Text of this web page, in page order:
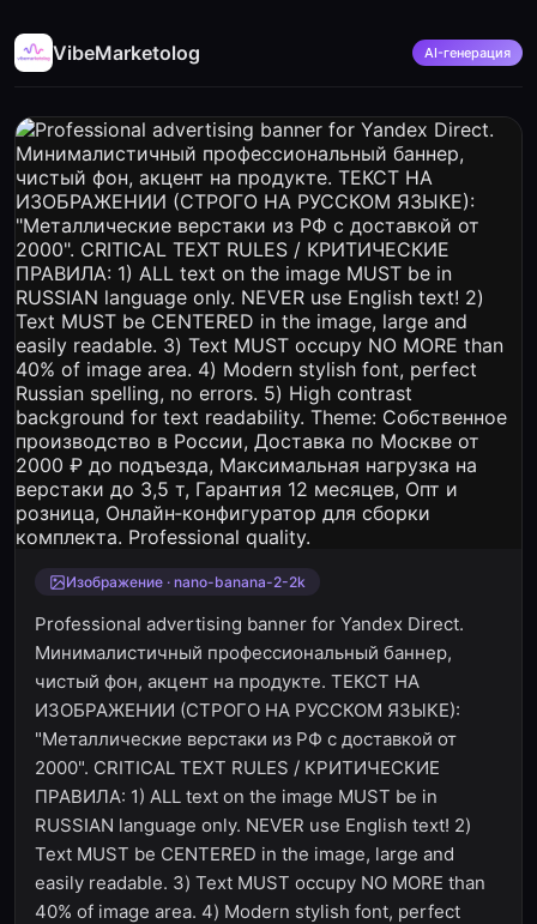
VibeMarketolog AI-генерация
Изображение · nano-banana-2-2k
Professional advertising banner for Yandex Direct.
Минималистичный профессиональный баннер,
чистый фон, акцент на продукте. ТЕКСТ НА
ИЗОБРАЖЕНИИ (СТРОГО НА РУССКОМ ЯЗЫКЕ):
"Металлические верстаки из РФ с доставкой от
2000". CRITICAL TEXT RULES / КРИТИЧЕСКИЕ
ПРАВИЛА: 1) ALL text on the image MUST be in
RUSSIAN language only. NEVER use English text! 2)
Text MUST be CENTERED in the image, large and
easily readable. 3) Text MUST occupy NO MORE than
40% of image area. 4) Modern stylish font, perfect